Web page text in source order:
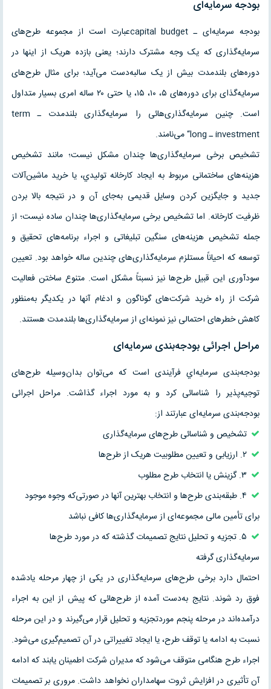
بودجه سرمايه‌اى
بودجه سرمايه‌اى ـ capital budgetعبارت است از مجموعه طرح‌هاى
سرمايه‌گذارى که يک وجه مشترک دارند؛ يعنى بازده هريک از اينها در
دوره‌هاى بلندمدت بيش از يک سالبه‌دست مى‌آيد؛ براى مثال طرح‌هاى
سرمايه‌گذاى براى دوره‌هاى ۵، ۱۰، ۱۵، يا حتى ۲۰ ساله امرى بسيار متداول
است. چنين سرمايه‌گذارى‌هائى را سرمايه‌گذارى بلندمدت ـ term
investment ـ long“ مى‌نامند.
تشخيص برخى سرمايه‌گذارى‌ها چندان مشکل نيست؛ مانند تشخيص
هزينه‌هاى ساختمانى مربوط به ايجاد کارخانه توليدي، يا خريد ماشين‌آلات
جديد و جايگزين کردن وسايل قديمى به‌جاى آن و در نتيجه بالا بردن
ظرفيت کارخانه. اما تشخيص برخى سرمايه‌گذارى‌ها چندان ساده نيست؛ از
جمله تشخيص هزينه‌هاى سنگين تبليغاتى و اجراء برنامه‌هاى تحقيق و
توسعه که احياناً مستلزم سرمايه‌گذارى‌هاى چندين ساله خواهد بود. تعيين
سودآورى اين قبيل طرح‌ها نيز نسبتاً مشکل است. متنوع ساختن فعاليت
شرکت از راه خريد شرکت‌هاى گوناگون و ادغام آنها در يکديگر به‌منظور
کاهش خطرهاى احتمالى نيز نمونه‌اى از سرمايه‌گذارى‌ها بلندمدت هستند.
مراحل اجرائى بودجه‌بندى سرمايه‌اى
بودجه‌بندى سرمايه‌اي فرآيندى است که مى‌توان بدان‌وسيله طرح‌هاى
توجيه‌پذير را شناسائى کرد و به مورد اجراء گذاشت. مراحل اجرائى
بودجه‌بندى سرمايه‌اى عبارتند از:
تشخيص و شناسائى طرح‌هاى سرمايه‌گذارى
۲. ارزيابى و تعيين مطلوبيت هريک از طرح‌ها
۳. گزينش يا انتخاب طرح مطلوب
۴. طبقه‌بندى طرح‌ها و انتخاب بهترين آنها در صورتى‌که وجوه موجود
براى تأمين مالى مجموعه‌اى از سرمايه‌گذارى‌ها کافى نباشد
۵. تجزيه و تحليل نتايج تصميمات گذشته که در مورد طرح‌ها
سرمايه‌گذارى گرفته
احتمال دارد برخى طرح‌هاى سرمايه‌گذارى در يکى از چهار مرحله يادشده
فوق رد شوند. نتايج به‌دست آمده از طرح‌هائى که پيش از اين به اجراء
درآمده‌اند در مرحله پنجم موردتجزيه و تحليل قرار مى‌گيرند و در اين مرحله
نسبت به ادامه يا توقف طرح، يا ايجاد تغييراتى در آن تصميم‌گيرى مى‌شود.
اجراء طرح هنگامى متوقف مى‌شود که مديران شرکت اطمينان يابند که ادامه
آن تأثيرى در افزايش ثروت سهامداران نخواهد داشت. مرورى بر تصميمات